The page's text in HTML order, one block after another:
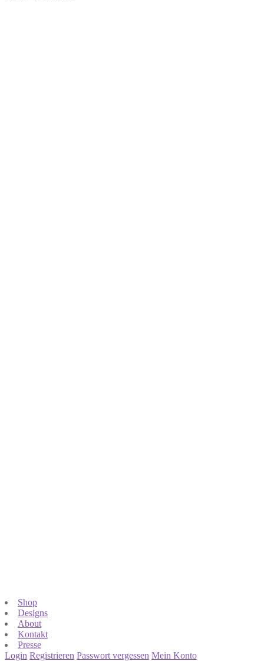
Shop
Designs
About
Kontakt
Presse
Login Registrieren Passwort vergessen Mein Konto